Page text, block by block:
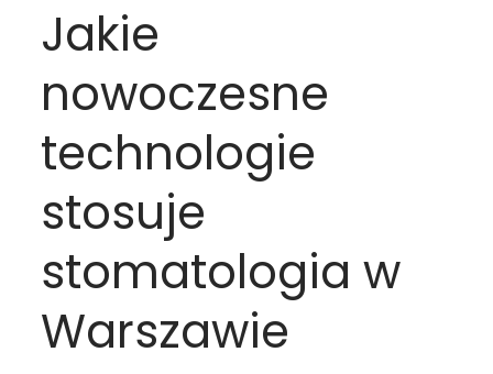
Jakie
nowoczesne
technologie
stosuje
stomatologia w
Warszawie